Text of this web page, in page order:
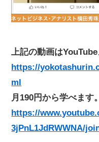
上記の動画は
https://
ml
月190円から学べます
https://
3jPnL1JdRWWNA/